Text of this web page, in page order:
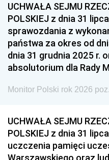
UCHWAŁA SEJMU
POLSKIEJ z dnia 31
sprawozdania z
państwa za okres od
dnia 31 grudnia 2025 r.
absolutorium dla Rady
Monitor Polski rok 2026
UCHWAŁA SEJMU
POLSKIEJ z dnia 31
uczczenia pamięci